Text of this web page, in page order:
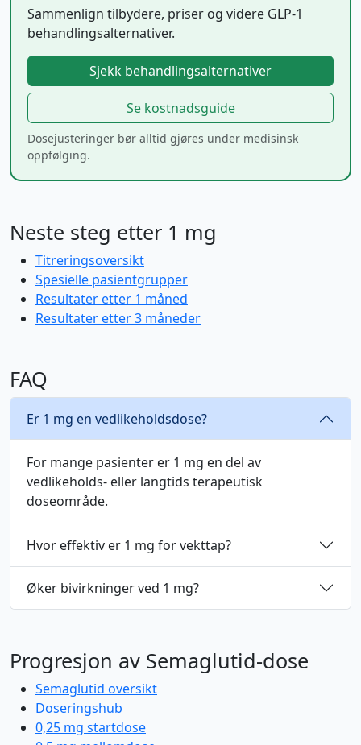
Sammenlign tilbydere, priser og videre GLP-1
behandlingsalternativer.
Sjekk behandlingsalternativer
Se kostnadsguide
Dosejusteringer bør alltid gjøres under medisinsk
oppfølging.
Neste steg etter 1 mg
Titreringsoversikt
Spesielle pasientgrupper
Resultater etter 1 måned
Resultater etter 3 måneder
FAQ
Er 1 mg en vedlikeholdsdose?
For mange pasienter er 1 mg en del av
vedlikeholds- eller langtids terapeutisk
doseområde.
Hvor effektiv er 1 mg for vekttap?
Øker bivirkninger ved 1 mg?
Progresjon av Semaglutid-dose
Semaglutid oversikt
Doseringshub
0,25 mg startdose